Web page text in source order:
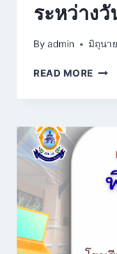
ระหว่าง
By admin มิถุนา
READ MORE ชื่นชม
คน
ท.4
แข่ง
ทักษ